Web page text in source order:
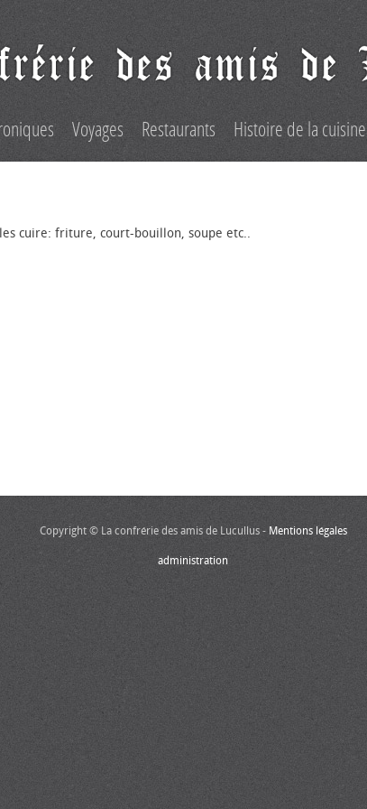
Voyages Restaurants Histoire de la cuisine
cuire: friture, court-bouillon, soupe etc..
Copyright © La confrérie des amis de Lucullus - Mentions légales
administration